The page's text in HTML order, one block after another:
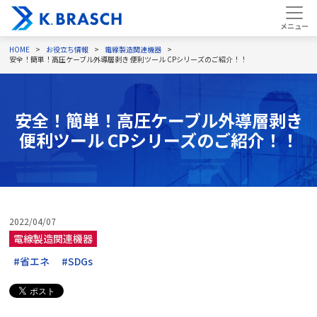
HOME お役立ち情報
電線製造関連機器
安全！簡単！高圧ケーブル外導層剥き 便利ツール CPシリーズのご紹介！！
安全！簡単！高圧ケーブル外導層剥き
便利ツール CPシリーズのご紹介！！
2022/04/07
電線製造関連機器
#省エネ
#SDGs